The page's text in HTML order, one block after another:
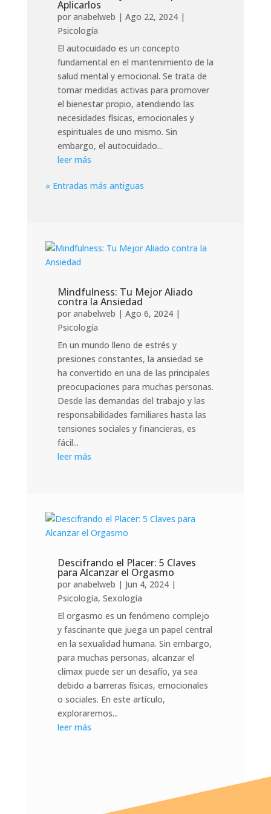
Aplicarlos
por anabelweb | Ago 22, 2024|
Psicología
El autocuidado es un concepto
fundamental en el mantenimiento de la
salud mental y emocional. Se trata de
tomar medidas activas para promover
el bienestar propio, atendiendo las
necesidades físicas, emocionales y
espirituales de uno mismo. Sin
embargo, el autocuidado...
leer más
« Entradas más antiguas
Mindfulness: Tu Mejor Aliado
contra la Ansiedad
por anabelweb | Ago 6, 2024|
Psicología
En un mundo lleno de estrés y
presiones constantes, la ansiedad se
ha convertido en una de las principales
preocupaciones para muchas personas.
Desde las demandas del trabajo y las
responsabilidades familiares hasta las
tensiones sociales y financieras, es
fácil...
leer más
Descifrando el Placer: 5 Claves
para Alcanzar el Orgasmo
por anabelweb | Jun 4, 2024|
Psicología, Sexología
El orgasmo es un fenómeno complejo
y fascinante que juega un papel central
en la sexualidad humana. Sin embargo,
para muchas personas, alcanzar el
clímax puede ser un desafío, ya sea
debido a barreras físicas, emocionales
o sociales. En este artículo,
exploraremos...
leer más